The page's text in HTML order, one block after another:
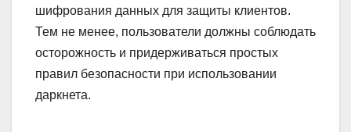
шифрования данных для защиты клиентов.
Тем не менее, пользователи должны соблюдать
осторожность и придерживаться простых
правил безопасности при использовании
даркнета.